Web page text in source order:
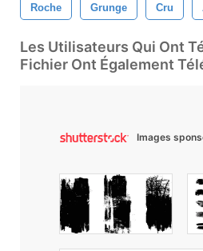
Roche Grunge Cru
Les Utilisateurs Qui Ont
Fichier Ont Également
Images